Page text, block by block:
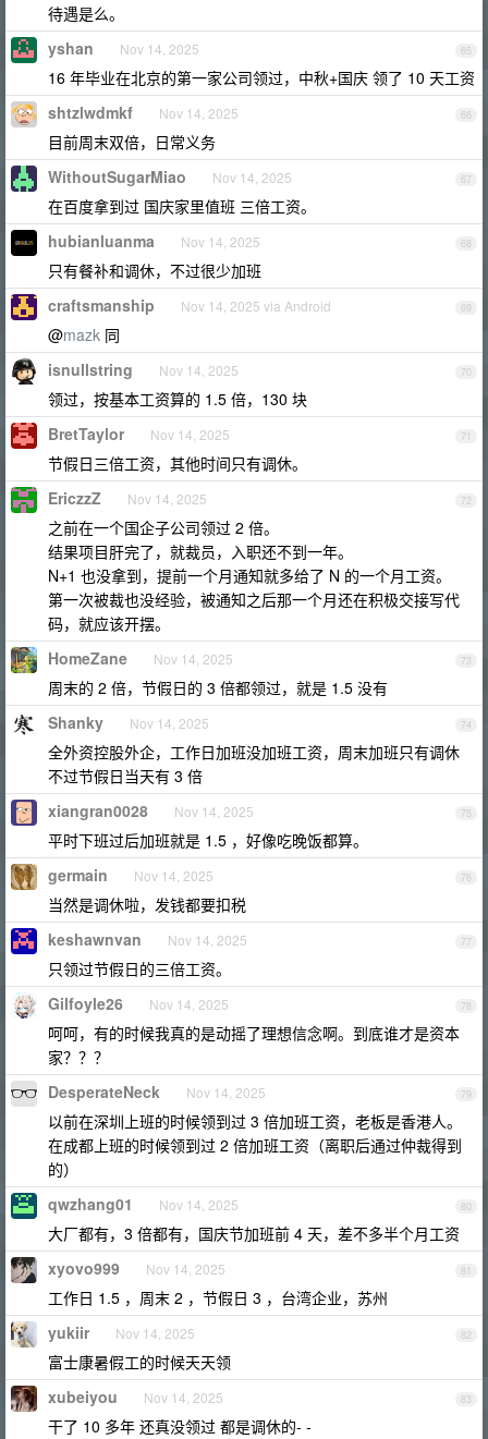
待遇是么。
65
yshan Nov 14, 2025
16 年毕业在北京的第一家公司领过，中秋+国庆 领了 10 天工资
66
shtzlwdmkf Nov 14, 2025
目前周末双倍，日常义务
67
WithoutSugarMiao Nov 14, 2025
在百度拿到过 国庆家里值班 三倍工资。
68
hubianluanma Nov 14, 2025
只有餐补和调休，不过很少加班
69
craftsmanship Nov 14, 2025 via Android
@mazk 同
70
isnullstring Nov 14, 2025
领过，按基本工资算的 1.5 倍，130 块
71
BretTaylor Nov 14, 2025
节假日三倍工资，其他时间只有调休。
72
EriczzZ Nov 14, 2025
之前在一个国企子公司领过 2 倍。
结果项目肝完了，就裁员，入职还不到一年。
N+1 也没拿到，提前一个月通知就多给了 N 的一个月工资。
第一次被裁也没经验，被通知之后那一个月还在积极交接写代
码，就应该开摆。
73
HomeZane Nov 14, 2025
周末的 2 倍，节假日的 3 倍都领过，就是 1.5 没有
74
Shanky Nov 14, 2025
全外资控股外企，工作日加班没加班工资，周末加班只有调休
不过节假日当天有 3 倍
75
xiangran0028 Nov 14, 2025
平时下班过后加班就是 1.5 ，好像吃晚饭都算。
76
germain Nov 14, 2025
当然是调休啦，发钱都要扣税
77
keshawnvan Nov 14, 2025
只领过节假日的三倍工资。
78
Gilfoyle26 Nov 14, 2025
呵呵，有的时候我真的是动摇了理想信念啊。到底谁才是资本
家？？？
79
DesperateNeck Nov 14, 2025
以前在深圳上班的时候领到过 3 倍加班工资，老板是香港人。
在成都上班的时候领到过 2 倍加班工资（离职后通过仲裁得到
的）
80
qwzhang01 Nov 14, 2025
大厂都有，3 倍都有，国庆节加班前 4 天，差不多半个月工资
81
xyovo999 Nov 14, 2025
工作日 1.5 ，周末 2 ，节假日 3 ，台湾企业，苏州
82
yukiir Nov 14, 2025
富士康暑假工的时候天天领
83
xubeiyou Nov 14, 2025
干了 10 多年 还真没领过 都是调休的- -